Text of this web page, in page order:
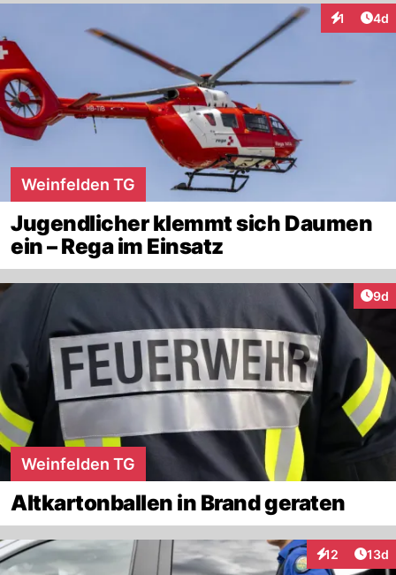
1 4d
Weinfelden TG
Jugendlicher klemmt sich Daumen
ein – Rega im Einsatz
9d
Weinfelden TG
Altkartonballen in Brand geraten
12
Interaktionen
13d